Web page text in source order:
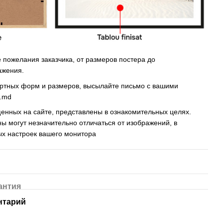
заказчика, от размеров постера до
форм и размеров, высылайте письмо c вашими
на сайте, представлены в ознакомительных целях.
могут незначительно отличаться от изображений, в
настроек вашего монитора